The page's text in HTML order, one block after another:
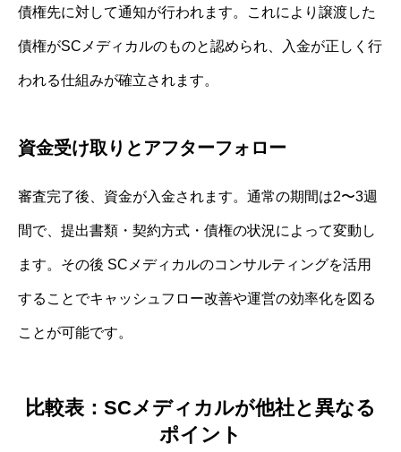
債権先に対して通知が行われます。これにより譲渡した
債権がSCメディカルのものと認められ、入金が正しく行
われる仕組みが確立されます。
資金受け取りとアフターフォロー
審査完了後、資金が入金されます。通常の期間は2〜3週
間で、提出書類・契約方式・債権の状況によって変動し
ます。その後 SCメディカルのコンサルティングを活用
することでキャッシュフロー改善や運営の効率化を図る
ことが可能です。
比較表：SCメディカルが他社と異なる
ポイント